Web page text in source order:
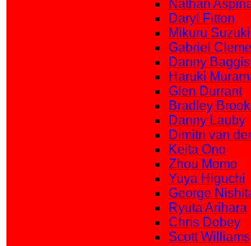
Nathan
Daryl Fitton
Mikuru Suzuki
Gabriel
Danny
Haruki
Glen Durrant
Bradley
Danny Lauby
Dimitri van
Keita Ono
Zhou Momo
Yuya Higuchi
George
Ryuta Arihara
Chris Dobey
Scott Williams